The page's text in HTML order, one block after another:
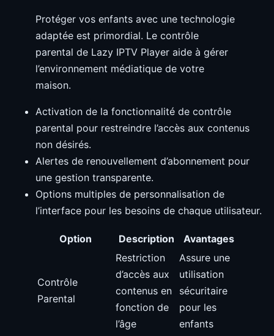
Protéger vos enfants avec une technologie
adaptée est primordial. Le contrôle
parental de Lazy IPTV Player aide à gérer
l’environnement médiatique de votre
maison.
Activation de la fonctionnalité de contrôle
parental pour restreindre l’accès aux contenus
non désirés.
Alertes de renouvellement d’abonnement pour
une gestion transparente.
Options multiples de personnalisation de
l’interface pour les besoins de chaque utilisateur.
Option Description Avantages
Contrôle
Parental
Restriction
d’accès aux
contenus en
fonction de
l’âge
Assure une
utilisation
sécuritaire
pour les
enfants